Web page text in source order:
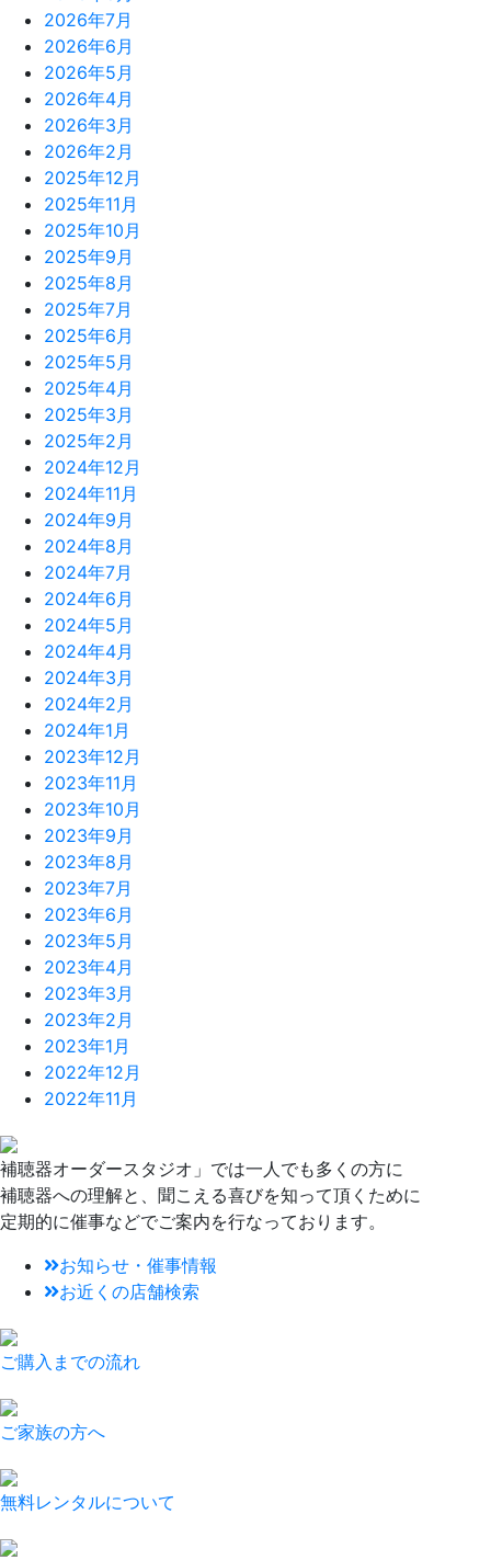
2026年7月
2026年6月
2026年5月
2026年4月
2026年3月
2026年2月
2025年12月
2025年11月
2025年10月
2025年9月
2025年8月
2025年7月
2025年6月
2025年5月
2025年4月
2025年3月
2025年2月
2024年12月
2024年11月
2024年9月
2024年8月
2024年7月
2024年6月
2024年5月
2024年4月
2024年3月
2024年2月
2024年1月
2023年12月
2023年11月
2023年10月
2023年9月
2023年8月
2023年7月
2023年6月
2023年5月
2023年4月
2023年3月
2023年2月
2023年1月
2022年12月
2022年11月
補聴器オーダースタジオ」では一人でも多くの方に
補聴器への理解と、聞こえる喜びを知って頂くために
定期的に催事などでご案内を行なっております。
お知らせ・催事情報
お近くの店舗検索
ご購入までの流れ
ご家族の方へ
無料レンタルについて